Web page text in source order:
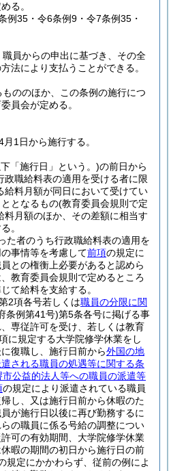
る。
例35・令6条例9・令7条例35・
員からの申出に基づき、その全
法により支払うことができる。
ののほか、この条例の施行につ
員会が定める。
1日から施行する。
「施行日」という。)の前日から
政職給料表の適用を受ける者に限
給料月額が同日において受けてい
となるもの(教育委員会規則で定
料月額のほか、その差額に相当す
。
た者のうち行政職給料表の適用を
事情等を考慮して前項の規定に
との権衡上必要があると認めら
教育委員会規則で定めるところ
て給料を支給する。
2項各号若しくは職員の分限に関
条例第41号)第5条各号に掲げる事
専従許可を受け、若しくは教育
に規定する大学院修学休業をし
復職し、施行日前から外国の地
される職員の処遇等に関する条
市公益的法人等への職員の派遣等
の規定により派遣されている職員
し、又は施行日前から休暇のた
が施行日以後に再び勤務するに
の職員に係る号給の調整につい
可の有効期間、大学院修学休業
暇の期間の初日から施行日の前
規定にかかわらず、従前の例によ